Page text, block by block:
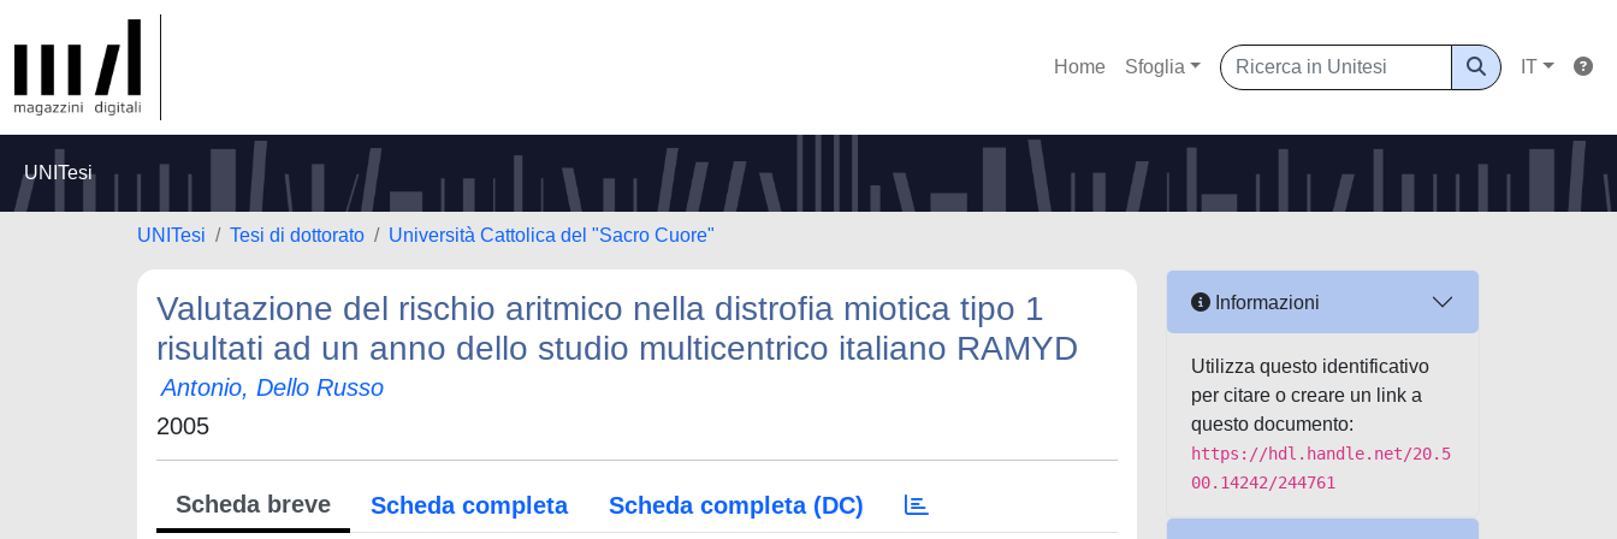
Home Sfoglia IT
UNITesi
UNITesi Tesi di dottorato Università Cattolica del "Sacro Cuore"
Valutazione del rischio aritmico nella distrofia miotica tipo 1
risultati ad un anno dello studio multicentrico italiano RAMYD
Antonio, Dello Russo
2005
Scheda breve Scheda completa Scheda completa (DC)
Informazioni
Utilizza questo identificativo
per citare o creare un link a
questo documento:
https://hdl.handle.net/20.5
00.14242/244761